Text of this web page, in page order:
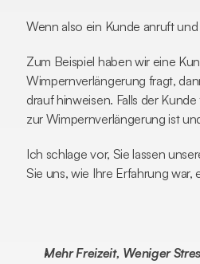
Wenn also ein Kunde anruft
Zum Beispiel haben wir eine
Wimpernverlängerung fragt,
drauf hinweisen. Falls der
zur Wimpernverlängerung ist
Ich schlage vor, Sie lassen
Sie uns, wie Ihre Erfahrung war,
Mehr Freizeit, Weniger